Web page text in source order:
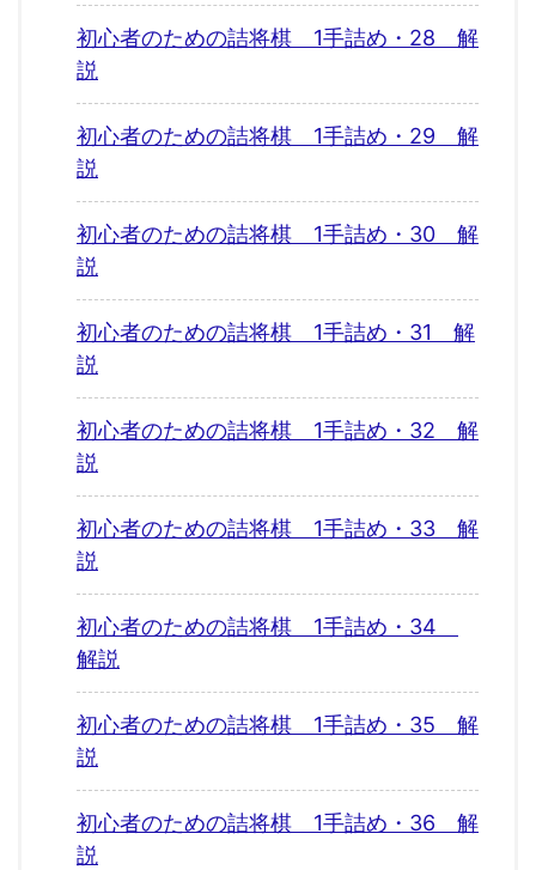
初心者のための詰将棋 1手詰め・28 解
説
初心者のための詰将棋 1手詰め・29 解
説
初心者のための詰将棋 1手詰め・30 解
説
初心者のための詰将棋 1手詰め・31 解
説
初心者のための詰将棋 1手詰め・32 解
説
初心者のための詰将棋 1手詰め・33 解
説
初心者のための詰将棋 1手詰め・34
解説
初心者のための詰将棋 1手詰め・35 解
説
初心者のための詰将棋 1手詰め・36 解
説